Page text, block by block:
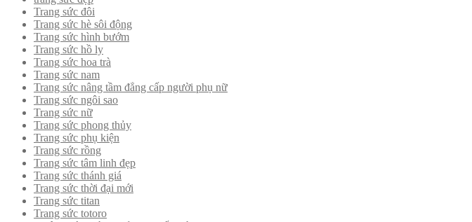
Trang sức đôi
Trang sức hè sôi động
Trang sức hình bướm
Trang sức hồ ly
Trang sức hoa trà
Trang sức nam
Trang sức nâng tầm đẳng cấp người phụ nữ
Trang sức ngôi sao
Trang sức nữ
Trang sức phong thủy
Trang sức phụ kiện
Trang sức rồng
Trang sức tâm linh đẹp
Trang sức thánh giá
Trang sức thời đại mới
Trang sức titan
Trang sức totoro